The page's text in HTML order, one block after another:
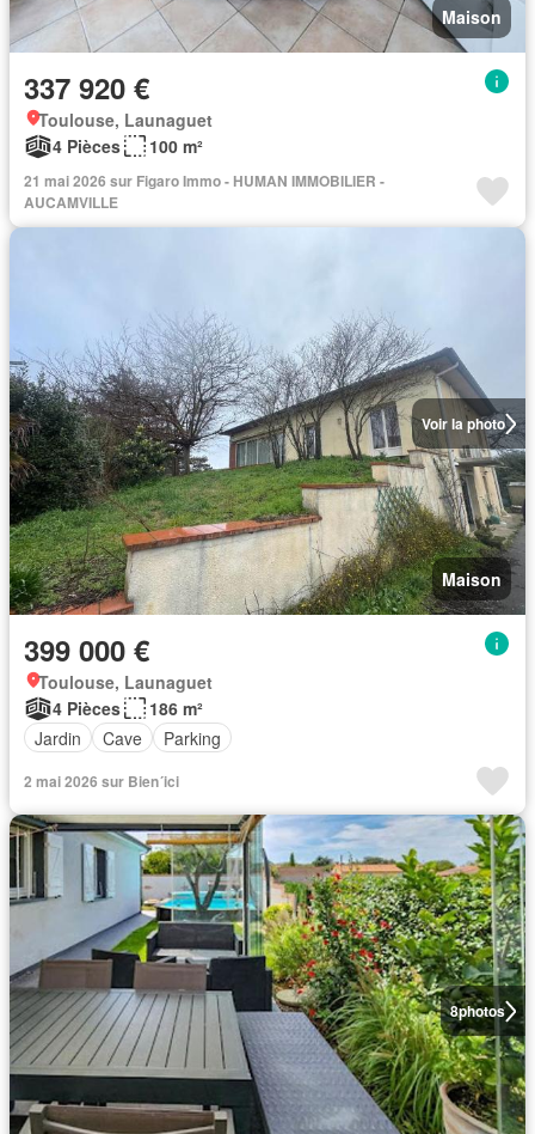
Maison
337 920 €
Toulouse, Launaguet
4 Pièces
100 m²
21 mai 2026 sur Figaro Immo - HUMAN IMMOBILIER -
AUCAMVILLE
Voir la photo
Maison
399 000 €
Toulouse, Launaguet
4 Pièces
186 m²
Jardin
Cave Parking
2 mai 2026 sur Bien´ici
8photos